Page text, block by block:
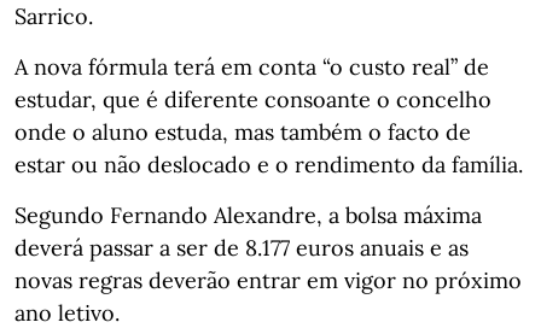
Sarrico.
A nova fórmula terá em conta “o custo real” de
estudar, que é diferente consoante o concelho
onde o aluno estuda, mas também o facto de
estar ou não deslocado e o rendimento da família.
Segundo Fernando Alexandre, a bolsa máxima
deverá passar a ser de 8.177 euros anuais e as
novas regras deverão entrar em vigor no próximo
ano letivo.